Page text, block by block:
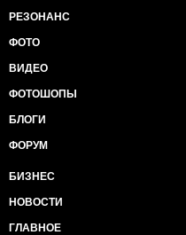
РЕЗОНАНС
ФОТО
ВИДЕО
ФОТОШОПЫ
БЛОГИ
ФОРУМ
БИЗНЕС
НОВОСТИ
ГЛАВНОЕ